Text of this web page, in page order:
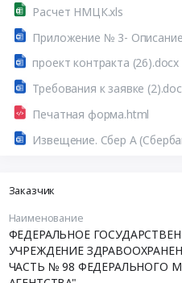
Расчет НМЦК.xls
проект контракта (26).docx
Требования к заявке (2).doc
Печатная форма.html
Извещение. Сбер А
Заказчик
Наименование
ФЕДЕРАЛЬНОЕ
УЧРЕЖДЕНИЕ
ЧАСТЬ № 98 ФЕДЕРАЛЬНОГО